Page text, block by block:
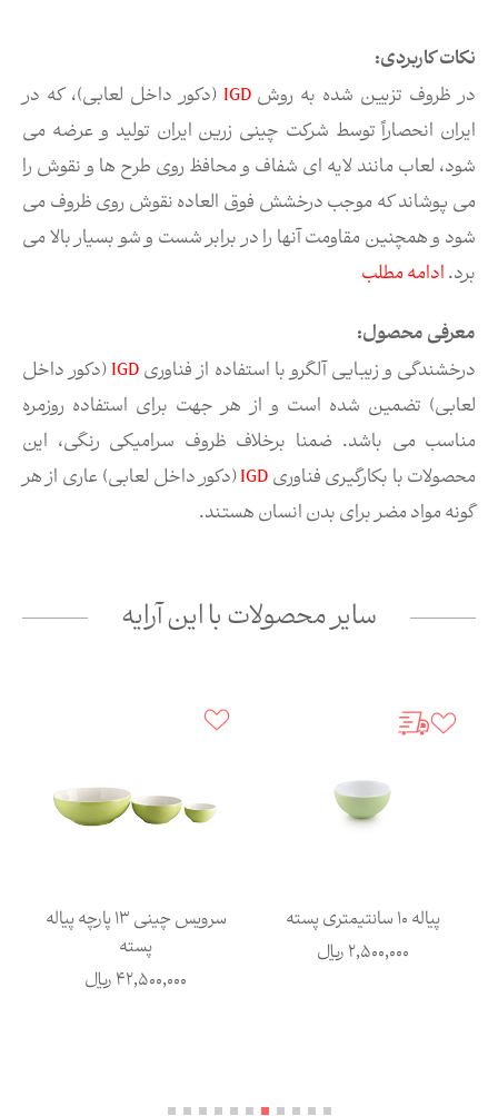
نکات کاربردی:
در ظروف تزیین شده به روشIGD (دکور داخل لعابی)، که در
ایران انحصاراً توسط شرکت چینی زرین ایران تولید و عرضه می
شود، لعاب مانند لایه ای شفاف و محافظ روی طرح ها و نقوش را
می پوشاند که موجب درخشش فوق العاده نقوش روی ظروف می
شود و همچنین مقاومت آنها را در برابر شست و شو بسیار بالا می
برد.ادامه مطلب
معرفی محصول:
درخشندگی و زیبایی آلگرو با استفاده از فناوریIGD(دکور داخل
لعابی) تضمین شده است و از هر جهت برای استفاده روزمره
مناسب می باشد. ضمنا برخلاف ظروف سرامیکی رنگی، این
محصولات با بکارگیری فناوریIGD(دکور داخل لعابی) عاری از هر
گونه مواد مضر برای بدن انسان هستند.
سایر محصولات با این آرایه
پیاله 10 سانتیمتری پسته
2,500,000ریال
سرویس چینی 13 پارچه پیاله
پسته
42,500,000ریال